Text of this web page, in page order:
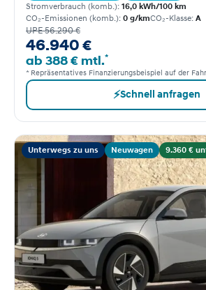
Stromverbrauch (komb.): 16,0 kWh/100 km
CO₂-Emissionen (komb.): 0 g/kmCO₂-Klasse: A
UPE 56.290 €
46.940 €
ab 388 € mtl.*
* Repräsentatives Finanzierungsbeispiel auf der
⚡Schnell anfragen
Unterwegs zu uns Neuwagen 9.360 €